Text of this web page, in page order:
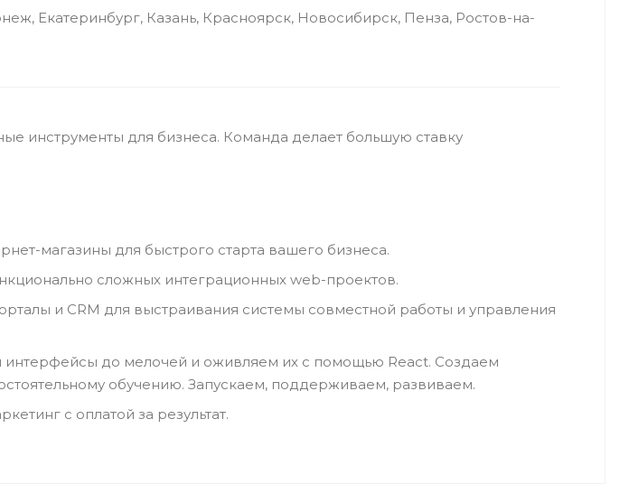
Екатеринбург, Казань, Красноярск, Новосибирск, Пенза, Ростов-на-
инструменты для бизнеса. Команда делает большую ставку
магазины для быстрого старта вашего бизнеса.
сложных интеграционных web-проектов.
и CRM для выстраивания системы совместной работы и управления
до мелочей и оживляем их с помощью React. Создаем
обучению. Запускаем, поддерживаем, развиваем.
с оплатой за результат.